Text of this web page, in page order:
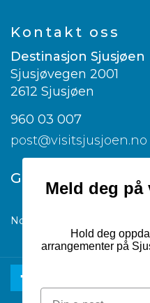
Kontakt oss
Destinasjon Sjusjøen
Sjusjøvegen 2001
2612 Sjusjøen
960 03 007
post@visitsjusjoen.no
Google
Norwegian
Meld deg på
Hold deg
arrangementer på